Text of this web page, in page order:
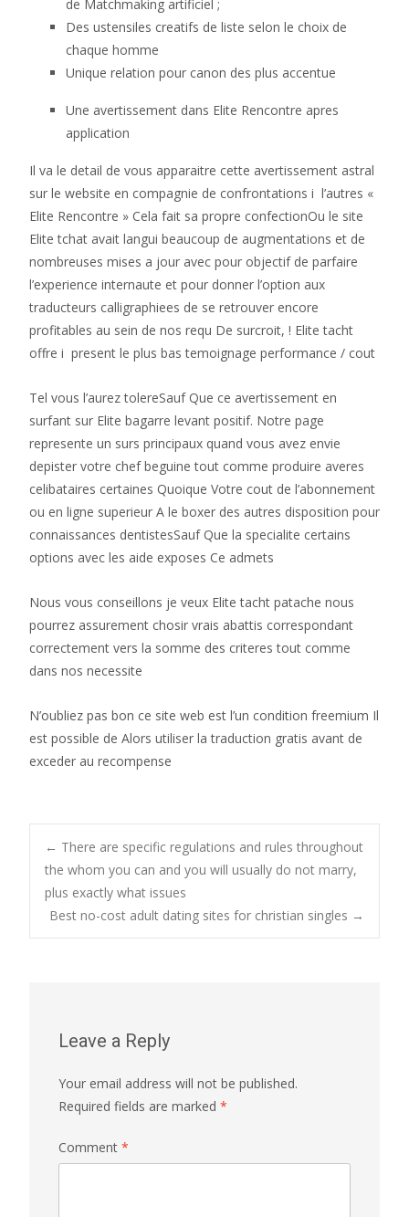
de Matchmaking artificiel ;
Des ustensiles creatifs de liste selon le choix de
chaque homme
Unique relation pour canon des plus accentue
Une avertissement dans Elite Rencontre apres
application
Il va le detail de vous apparaitre cette avertissement astral
sur le website en compagnie de confrontations i l’autres «
Elite Rencontre » Cela fait sa propre confectionOu le site
Elite tchat avait langui beaucoup de augmentations et de
nombreuses mises a jour avec pour objectif de parfaire
l’experience internaute et pour donner l’option aux
traducteurs calligraphiees de se retrouver encore
profitables au sein de nos requ De surcroit, ! Elite tacht
offre i present le plus bas temoignage performance / cout
Tel vous l’aurez tolereSauf Que ce avertissement en
surfant sur Elite bagarre levant positif. Notre page
represente un surs principaux quand vous avez envie
depister votre chef beguine tout comme produire averes
celibataires certaines Quoique Votre cout de l’abonnement
ou en ligne superieur A le boxer des autres disposition pour
connaissances dentistesSauf Que la specialite certains
options avec les aide exposes Ce admets
Nous vous conseillons je veux Elite tacht patache nous
pourrez assurement chosir vrais abattis correspondant
correctement vers la somme des criteres tout comme
dans nos necessite
N’oubliez pas bon ce site web est l’un condition freemium Il
est possible de Alors utiliser la traduction gratis avant de
exceder au recompense
Post
navigation
← There are specific regulations and rules throughout
the whom you can and you will usually do not marry,
plus exactly what issues
Best no-cost adult dating sites for christian singles →
Leave a Reply
Your email address will not be published.
Required fields are marked *
Comment *